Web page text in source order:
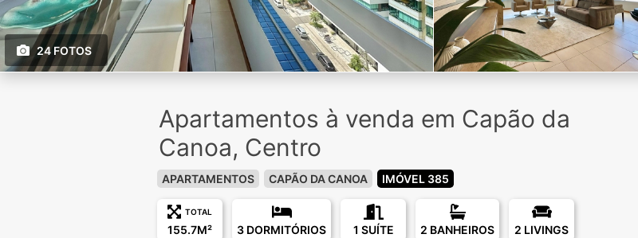
24 FOTOS
Apartamentos à venda em Capão da
Canoa, Centro
APARTAMENTOS CAPÃO DA CANOA IMÓVEL 385
TOTAL
155.7M² 3 DORMITÓRIOS 1 SUÍTE 2 BANHEIROS 2 LIVINGS